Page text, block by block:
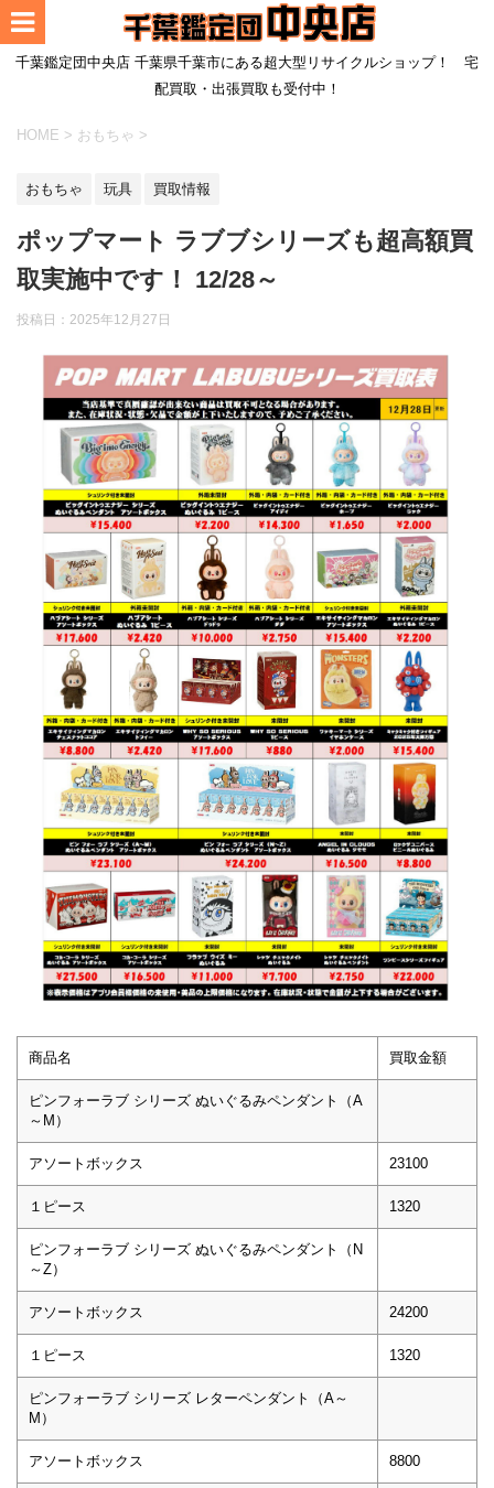
千葉鑑定団中央店 千葉県千葉市にある超大型リサイクルショップ！ 宅
配買取・出張買取も受付中！
HOME > おもちゃ >
おもちゃ 玩具 買取情報
ポップマート ラブブシリーズも超高額買
取実施中です！ 12/28～
投稿日： 2025年12月27日
商品名 買取金額
ピンフォーラブ シリーズ ぬいぐるみペンダント（A
～M）
アソートボックス 23100
１ピース 1320
ピンフォーラブ シリーズ ぬいぐるみペンダント（N
～Z）
アソートボックス 24200
１ピース 1320
ピンフォーラブ シリーズ レターペンダント（A～
M）
アソートボックス 8800